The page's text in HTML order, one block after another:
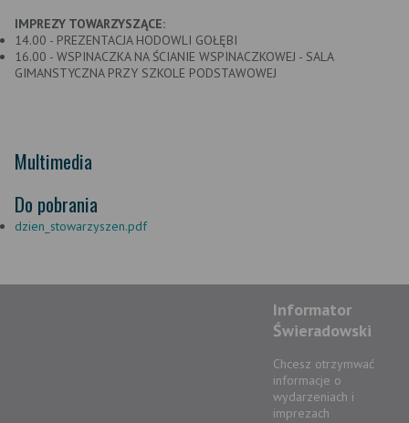
IMPREZY TOWARZYSZĄCE:
14.00 - PREZENTACJA HODOWLI GOŁĘBI
16.00 - WSPINACZKA NA ŚCIANIE WSPINACZKOWEJ - SALA
GIMANSTYCZNA PRZY SZKOLE PODSTAWOWEJ
Multimedia
Do pobrania
dzien_stowarzyszen.pdf
Informator
Świeradowski
Chcesz otrzymwać
informacje o
wydarzeniach i
imprezach